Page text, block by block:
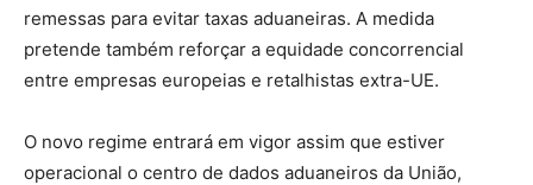
remessas para evitar taxas aduaneiras. A medida
pretende também reforçar a equidade concorrencial
entre empresas europeias e retalhistas extra-UE.
O novo regime entrará em vigor assim que estiver
operacional o centro de dados aduaneiros da União,